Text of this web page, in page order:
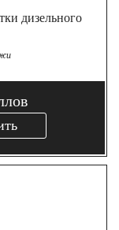
дизельного